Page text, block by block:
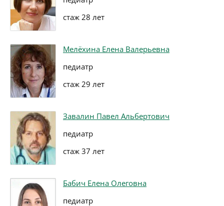
стаж 28 лет
Мелёхина Елена Валерьевна
педиатр
стаж 29 лет
Завалин Павел Альбертович
педиатр
стаж 37 лет
Бабич Елена Олеговна
педиатр